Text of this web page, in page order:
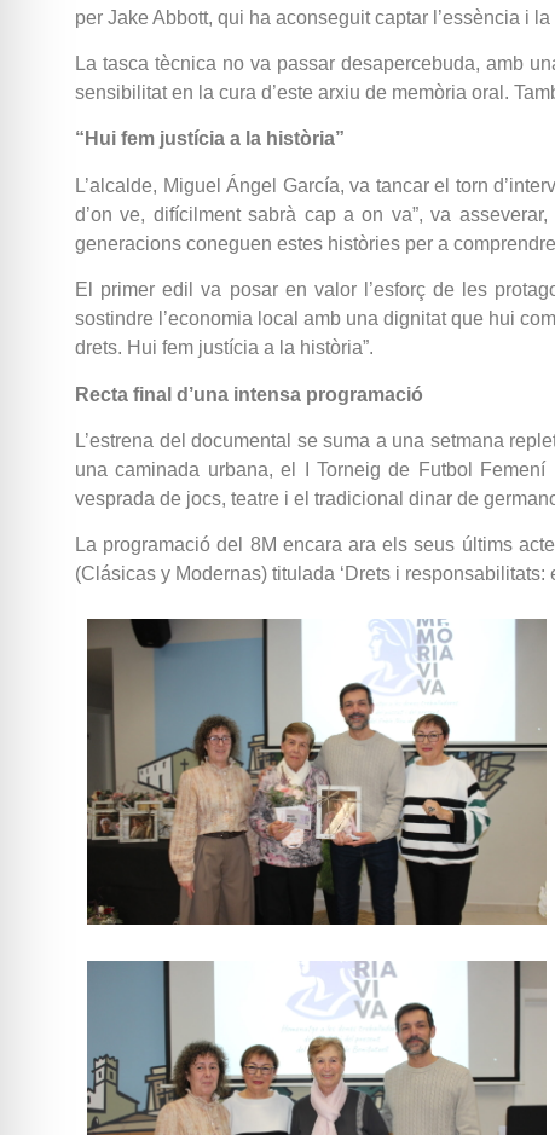
per Jake Abbott, qui ha aconseguit captar l’essència i
La tasca tècnica no va passar desapercebuda, amb
sensibilitat en la cura d’este arxiu de memòria oral.
“Hui fem justícia a la història”
L’alcalde, Miguel Ángel García, va tancar el torn
d’on ve, difícilment sabrà cap a on va”, va
generacions coneguen estes històries per a
El primer edil va posar en valor l’esforç de les
sostindre l’economia local amb una dignitat que hui
drets. Hui fem justícia a la història”.
Recta final d’una intensa programació
L’estrena del documental se suma a una setmana
una caminada urbana, el I Torneig de Futbol
vesprada de jocs, teatre i el tradicional dinar de
La programació del 8M encara ara els seus últims
(Clásicas y Modernas) titulada ‘Drets i